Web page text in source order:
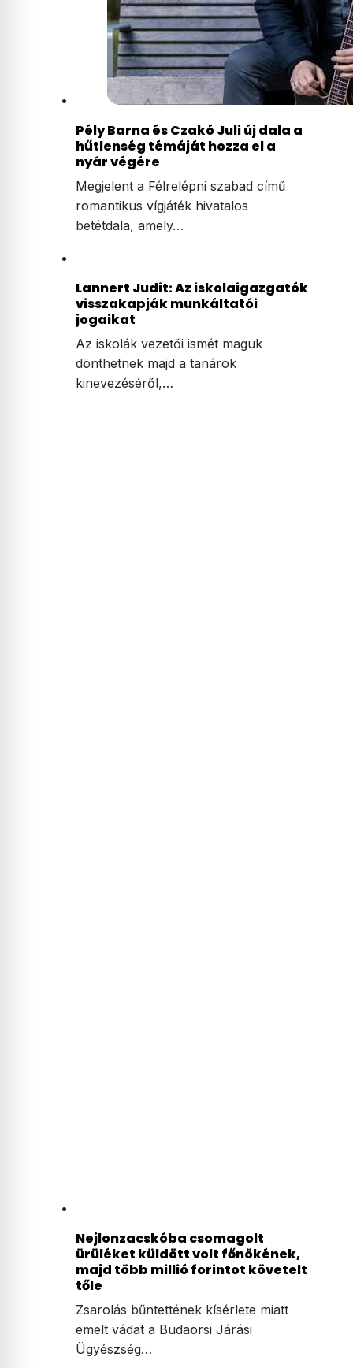
Pély Barna és Czakó Juli új dala a
hűtlenség témáját hozza el a
nyár végére
Megjelent a Félrelépni szabad című
romantikus vígjáték hivatalos
betétdala, amely…
Lannert Judit: Az iskolaigazgatók
visszakapják munkáltatói
jogaikat
Az iskolák vezetői ismét maguk
dönthetnek majd a tanárok
kinevezéséről,…
Nejlonzacskóba csomagolt
ürüléket küldött volt főnökének,
majd több millió forintot követelt
tőle
Zsarolás bűntettének kísérlete miatt
emelt vádat a Budaörsi Járási
Ügyészség…